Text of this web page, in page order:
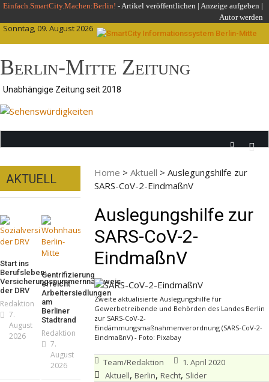
Skip
content
Einfach.SmartCity.Machen:Berlin! -Artikel veröffentlichen | Anzeige aufgeben |
Autor werden
Sonntag, 09. August 2026
Berlin-Mitte Zeitung
Unabhängige Zeitung seit 2018
Home > Aktuell > Auslegungshilfe zur
SARS-CoV-2-EindmaßnV
Auslegungshilfe zur
SARS-CoV-2-
EindmaßnV
Zweite aktualisierte Auslegungshilfe für
Gewerbetreibende und Behörden des Landes Berlin
zur SARS-CoV-2-
Eindämmungsmaßnahmenverordnung (SARS-CoV-2-
EindmaßnV) - Foto: Pixabay
Team/Redaktion
1. April 2020
Aktuell, Berlin, Recht, Slider
AKTUELL
Start ins
Berufsleben:
Versicherungsnummernnachweis
der DRV
Redaktion
7.
August
2026
Gentrifizierung
erreicht
Arbeitersiedlungen
am
Berliner
Stadtrand
Redaktion
7.
August
2026